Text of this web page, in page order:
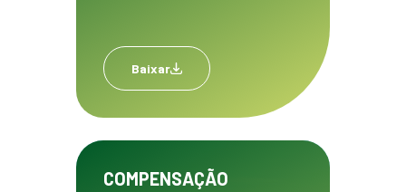
Baixar
COMPENSAÇÃO